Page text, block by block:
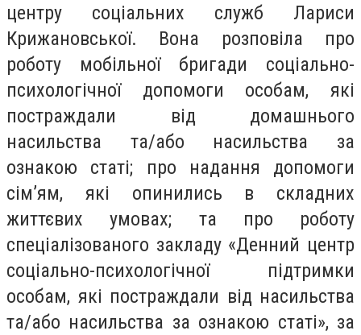
центру соціальних служб Лариси
Крижановської. Вона розповіла про
роботу мобільної бригади соціально-
психологічної допомоги особам, які
постраждали від домашнього
насильства та/або насильства за
ознакою статі; про надання допомоги
сімʼям, які опинились в складних
життєвих умовах; та про роботу
спеціалізованого закладу «Денний центр
соціально-психологічної підтримки
особам, які постраждали від насильства
та/або насильства за ознакою статі», за